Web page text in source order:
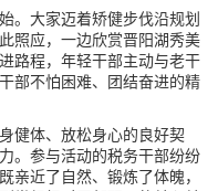
。大家迈着矫健步伐沿规划
照应，一边欣赏晋阳湖秀美
路程，年轻干部主动与老干
部不怕困难、团结奋进的精
健体、放松身心的良好契
。参与活动的税务干部纷纷
亲近了自然、锻炼了体魄，